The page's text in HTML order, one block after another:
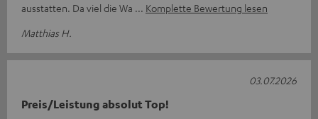
ausstatten. Da viel die Wa
Komplette Bewertung lesen
Matthias H.
Preis/Leistung absolut Top!
03.07.2026